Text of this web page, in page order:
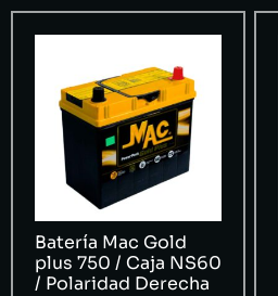
Batería Mac Gold
plus 750 / Caja NS60
/ Polaridad Derecha